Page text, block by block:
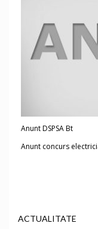
Anunt DSPSA Bt
Anunt concurs
ACTUALITATE